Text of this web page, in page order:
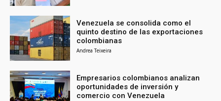
Venezuela se consolida como el
quinto destino de las exportaciones
colombianas
Andrea Teixeira
Empresarios colombianos analizan
oportunidades de inversión y
comercio con Venezuela